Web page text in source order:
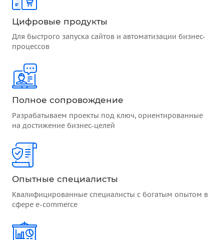
Цифровые продукты
Для быстрого запуска сайтов и автоматизации бизнес-
процессов
Полное сопровождение
Разрабатываем проекты под ключ, ориентированные
на достижение бизнес-целей
Опытные специалисты
Квалифицированные специалисты с богатым опытом в
сфере e-commerce